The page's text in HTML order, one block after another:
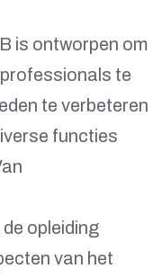
is ontworpen om
te
te verbeteren
functies
opleiding
van het